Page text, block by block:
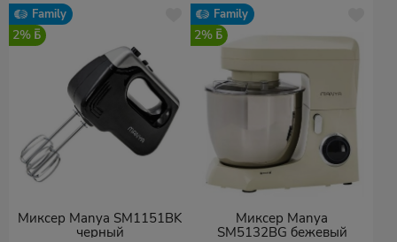
Family
2%
Миксер Manya SM1151BK
черный
Family
2%
Миксер Manya
SM5132BG бежевый